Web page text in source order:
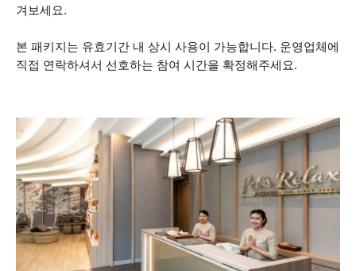
겨보세요.
본 패키지는 유효기간 내 상시 사용이 가능합니다. 운영업체에
직접 연락하셔서 선호하는 참여 시간을 확정해주세요.